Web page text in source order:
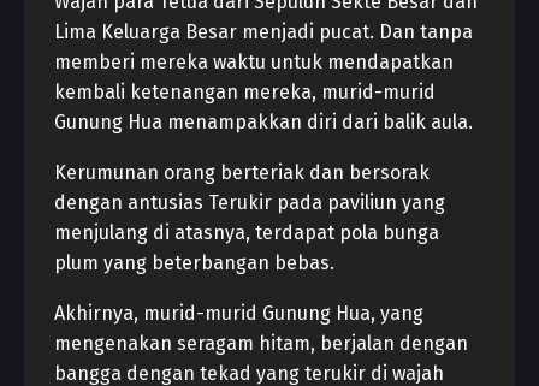
Lima Keluarga Besar menjadi pucat. Dan tanpa
memberi mereka waktu untuk mendapatkan
kembali ketenangan mereka, murid-murid
Gunung Hua menampakkan diri dari balik aula.
Kerumunan orang berteriak dan bersorak
dengan antusias Terukir pada paviliun yang
menjulang di atasnya, terdapat pola bunga
plum yang beterbangan bebas.
Akhirnya, murid-murid Gunung Hua, yang
mengenakan seragam hitam, berjalan dengan
bangga dengan tekad yang terukir di wajah